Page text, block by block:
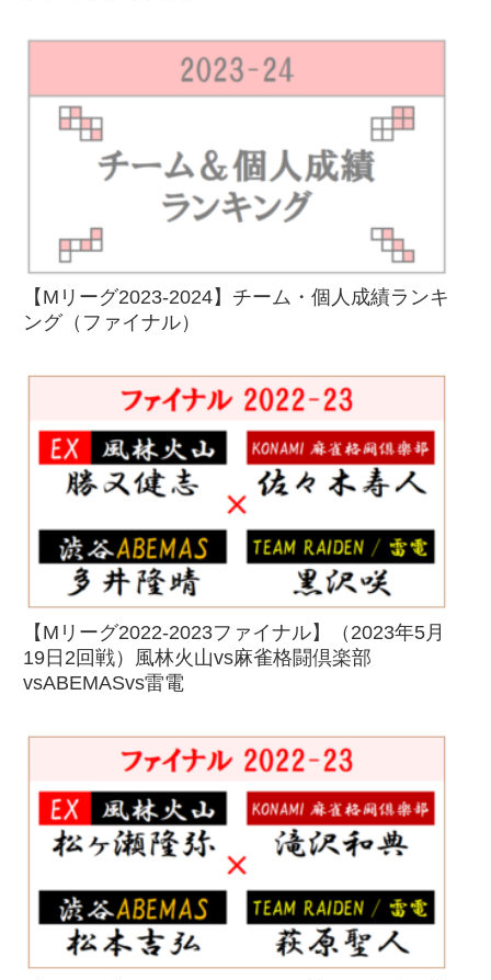
【Mリーグ2023-2024】チーム・個人成績ランキ
ング（ファイナル）
【Mリーグ2022-2023ファイナル】（2023年5月
19日2回戦）風林火山vs麻雀格闘倶楽部
vsABEMASvs雷電